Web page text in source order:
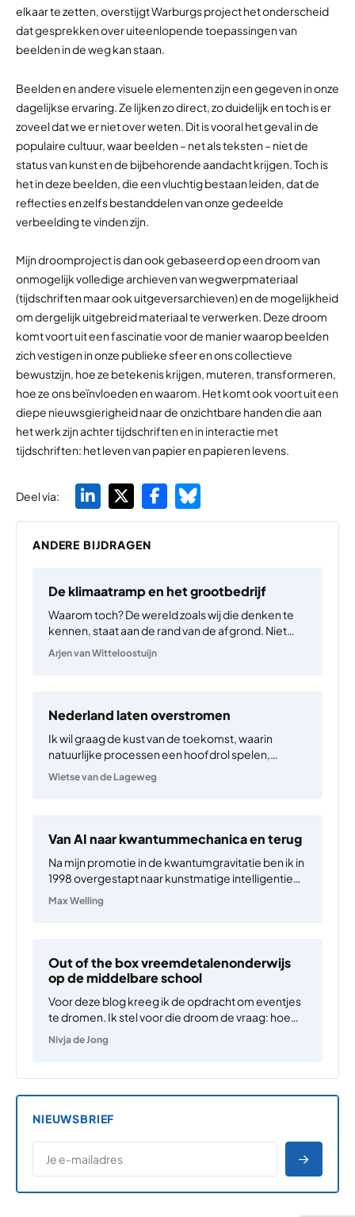
elkaar te zetten, overstijgt Warburgs project het onderscheid
dat gesprekken over uiteenlopende toepassingen van
beelden in de weg kan staan.
Beelden en andere visuele elementen zijn een gegeven in onze
dagelijkse ervaring. Ze lijken zo direct, zo duidelijk en toch is er
zoveel dat we er niet over weten. Dit is vooral het geval in de
populaire cultuur, waar beelden – net als teksten – niet de
status van kunst en de bijbehorende aandacht krijgen. Toch is
het in deze beelden, die een vluchtig bestaan leiden, dat de
reflecties en zelfs bestanddelen van onze gedeelde
verbeelding te vinden zijn.
Mijn droomproject is dan ook gebaseerd op een droom van
onmogelijk volledige archieven van wegwerpmateriaal
(tijdschriften maar ook uitgeversarchieven) en de mogelijkheid
om dergelijk uitgebreid materiaal te verwerken. Deze droom
komt voort uit een fascinatie voor de manier waarop beelden
zich vestigen in onze publieke sfeer en ons collectieve
bewustzijn, hoe ze betekenis krijgen, muteren, transformeren,
hoe ze ons beïnvloeden en waarom. Het komt ook voort uit een
diepe nieuwsgierigheid naar de onzichtbare handen die aan
het werk zijn achter tijdschriften en in interactie met
tijdschriften: het leven van papier en papieren levens.
Deel via:
ANDERE BIJDRAGEN
De klimaatramp en het grootbedrijf
Waarom toch? De wereld zoals wij die denken te
kennen, staat aan de rand van de afgrond. Niet
alleen de politiek radicaliseert in veel landen;
hetzelfde geldt voor het klimaat. Ondanks alle
Arjen van Witteloostuijn
Nederland laten overstromen
Ik wil graag de kust van de toekomst, waarin
natuurlijke processen een hoofdrol spelen,
onderzoeken. Het is namelijk een aantrekkelijke
gedachte om het natuurlijke deltasysteem weer
Wietse van de Lageweg
Van AI naar kwantummechanica en terug
Na mijn promotie in de kwantumgravitatie ben ik in
1998 overgestapt naar kunstmatige intelligentie
(AI). En ondanks het feit dat ik daar geen dag spijt
van heb, is mijn interesse in de fysica recent toch
Max Welling
Out of the box vreemdetalenonderwijs
op de middelbare school
Voor deze blog kreeg ik de opdracht om eventjes
te dromen. Ik stel voor die droom de vraag: hoe
zou vreemdetalenonderwijs op school er idealiter
uitzien? Oftewel, wat als er geen andere belangen
Nivja de Jong
NIEUWSBRIEF
E-MAILADRES
*